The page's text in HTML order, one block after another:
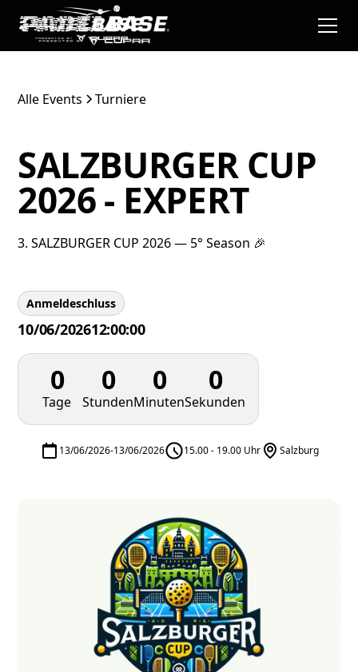
Alle Events Turniere
SALZBURGER CUP
2026 - EXPERT
3. SALZBURGER CUP 2026 — 5° Season 🎉
Anmeldeschluss
10/06/202612:00:00
0
Tage
0
Stunden
0
Minuten
0
Sekunden
13/06/2026-13/06/2026 15.00 - 19.00 Uhr Salzburg